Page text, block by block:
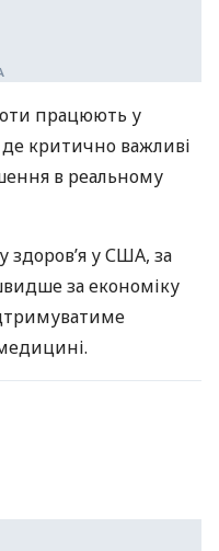
працюють у
критично важливі
в реальному
здоров’я у США, за
за економіку